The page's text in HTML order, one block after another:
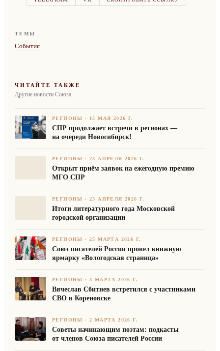
ТЕМЫ
События
ЧИТАЙТЕ ТАКЖЕ
Другие новости Союза
РЕГИОНЫ · 15 МАЯ 2026 Г.
СПР продолжает встречи в регионах —
на очереди Новосибирск!
РЕГИОНЫ ·23 АПРЕЛЯ 2026 Г.
Открыт приём заявок на ежегодную премию
МГО СПР
РЕГИОНЫ ·23 АПРЕЛЯ 2026 Г.
Итоги литературного года Московской
городской организации
РЕГИОНЫ ·25 МАРТА 2026 Г.
Союз писателей России провел книжную
ярмарку «Вологодская страница»
РЕГИОНЫ ·3 МАРТА 2026 Г.
Вячеслав Сбитнев встретился с участниками
СВО в Кореновске
РЕГИОНЫ ·2 МАРТА 2026 Г.
Советы начинающим поэтам: подкасты
от членов Союза писателей России